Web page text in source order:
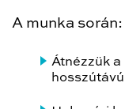
A munka során:
Átnézzük